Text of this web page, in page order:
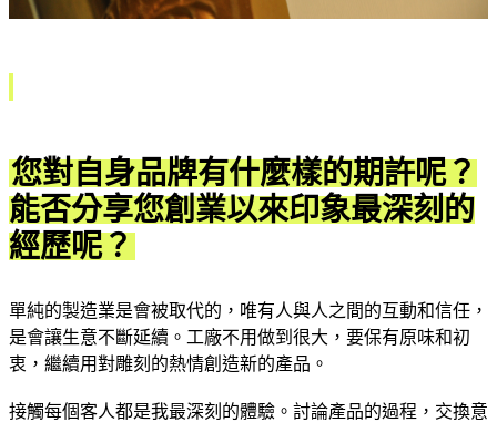
您對自身品牌有什麼樣的期許呢？
能否分享您創業以來印象最深刻的
經歷呢？
單純的製造業是會被取代的，唯有人與人之間的互動和信任，
是會讓生意不斷延續。工廠不用做到很大，要保有原味和初
衷，繼續用對雕刻的熱情創造新的產品。
接觸每個客人都是我最深刻的體驗。討論產品的過程，交換意